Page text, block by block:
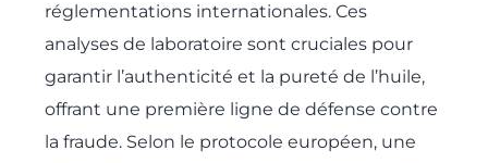
réglementations internationales. Ces
analyses de laboratoire sont cruciales pour
garantir l’authenticité et la pureté de l’huile,
offrant une première ligne de défense contre
la fraude. Selon le protocole européen, une